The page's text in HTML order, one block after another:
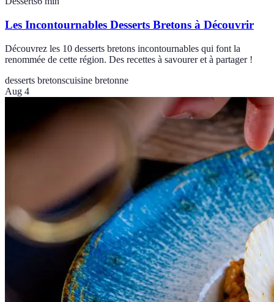
Les Incontournables Desserts Bretons à Découvrir
Découvrez les 10 desserts bretons incontournables qui font la
renommée de cette région. Des recettes à savourer et à partager !
desserts bretonscuisine bretonne
Aug 4